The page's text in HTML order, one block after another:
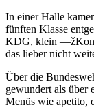
In einer Halle
fünften Klasse
KDG, klein
das lieber nicht
Über die
gewundert als über
Menüs wie apetito,